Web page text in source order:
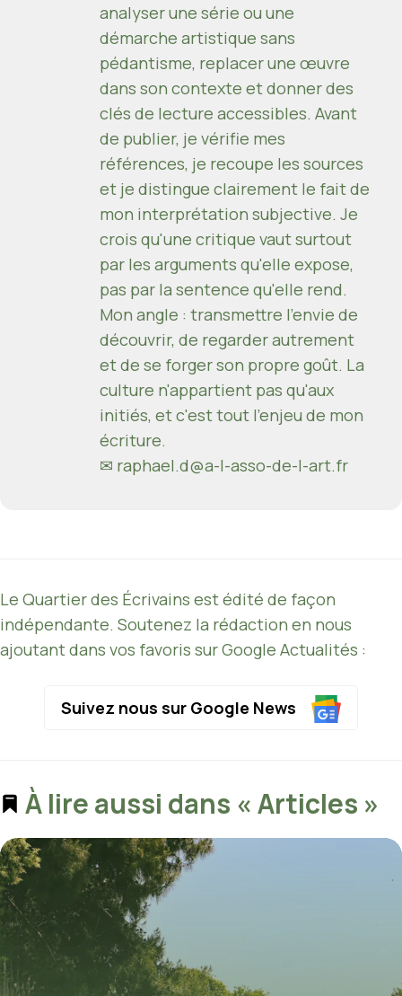
analyser une série ou une
démarche artistique sans
pédantisme, replacer une œuvre
dans son contexte et donner des
clés de lecture accessibles. Avant
de publier, je vérifie mes
références, je recoupe les sources
et je distingue clairement le fait de
mon interprétation subjective. Je
crois qu'une critique vaut surtout
par les arguments qu'elle expose,
pas par la sentence qu'elle rend.
Mon angle : transmettre l'envie de
découvrir, de regarder autrement
et de se forger son propre goût. La
culture n'appartient pas qu'aux
initiés, et c'est tout l'enjeu de mon
écriture.
✉ raphael.d@a-l-asso-de-l-art.fr
Le Quartier des Écrivains est édité de façon
indépendante. Soutenez la rédaction en nous
ajoutant dans vos favoris sur Google Actualités :
Suivez nous sur Google News
À lire aussi dans « Articles »